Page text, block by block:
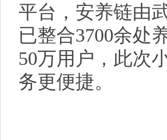
平台，安养链由
已整合3700余处
50万用户，此次
务更便捷。